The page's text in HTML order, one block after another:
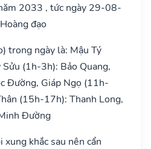
2033 , tức ngày 29-08-
đạo
trong ngày là: Mậu Tý
(1h-3h): Bảo Quang,
Đường, Giáp Ngọ (11h-
(15h-17h): Thanh Long,
Đường
xung khắc sau nên cẩn